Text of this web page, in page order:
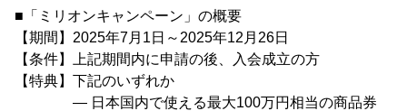
■「ミリオンキャンペーン」の概要
【期間】2025年7月1日～2025年12月26日
【条件】上記期間内に申請の後、入会成立の方
【特典】下記のいずれか
― 日本国内で使える最大100万円相当の商品券